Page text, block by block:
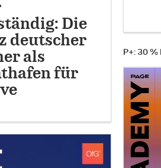
Die
deutscher
als
für
P+: 30 %